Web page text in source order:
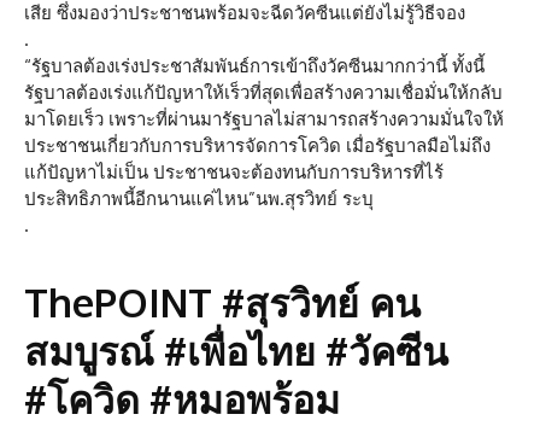
เสีย ซึ่งมองว่าประชาชนพร้อมจะฉีดวัคซีนแต่ยังไม่รู้วิธีจอง
.
“รัฐบาลต้องเร่งประชาสัมพันธ์การเข้าถึงวัคซีนมากกว่านี้ ทั้งนี้
รัฐบาลต้องเร่งแก้ปัญหาให้เร็วที่สุดเพื่อสร้างความเชื่อมั่นให้กลับ
มาโดยเร็ว เพราะที่ผ่านมารัฐบาลไม่สามารถสร้างความมั่นใจให้
ประชาชนเกี่ยวกับการบริหารจัดการโควิด เมื่อรัฐบาลมือไม่ถึง
แก้ปัญหาไม่เป็น ประชาชนจะต้องทนกับการบริหารที่ไร้
ประสิทธิภาพนี้อีกนานแค่ไหน”นพ.สุรวิทย์ ระบุ
.
ThePOINT #สุรวิทย์ คน
สมบูรณ์ #เพื่อไทย #วัคซีน
#โควิด #หมอพร้อม